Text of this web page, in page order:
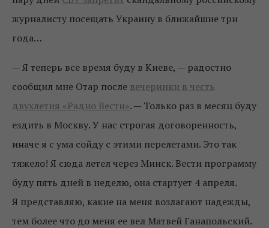
журналисту посещать Украину в ближайшие три
года…
— Я теперь все время буду в Киеве, — радостно
сообщил мне Отар после вечеринки в честь
двухлетия «Радио Вести». — Только раз в месяц буду
ездить в Москву. У нас строгая договоренность,
иначе я с ума сойду с этими перелетами. Это так
тяжело! Я сюда летел через Минск. Вести программу
буду пять дней в неделю, она стартует 4 апреля.
Я представляю, какие на меня возлагают надежды,
тем более что до меня ее вел Матвей Ганапольский.